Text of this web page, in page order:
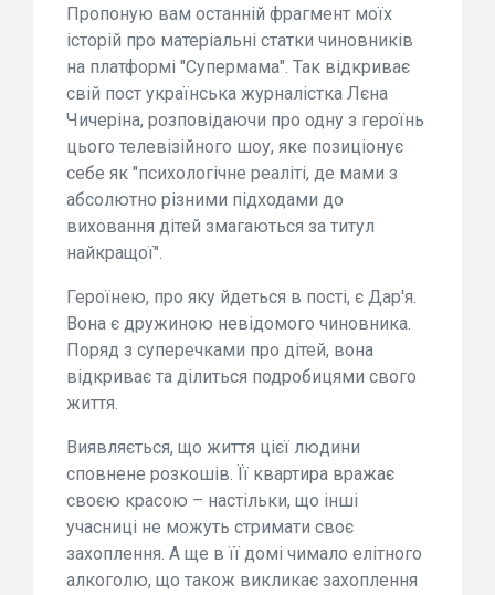
Пропоную вам останній фрагмент моїх
історій про матеріальні статки чиновників
на платформі "Супермама". Так відкриває
свій пост українська журналістка Лєна
Чичеріна, розповідаючи про одну з героїнь
цього телевізійного шоу, яке позиціонує
себе як "психологічне реаліті, де мами з
абсолютно різними підходами до
виховання дітей змагаються за титул
найкращої".
Героїнею, про яку йдеться в пості, є Дар'я.
Вона є дружиною невідомого чиновника.
Поряд з суперечками про дітей, вона
відкриває та ділиться подробицями свого
життя.
Виявляється, що життя цієї людини
сповнене розкошів. Її квартира вражає
своєю красою – настільки, що інші
учасниці не можуть стримати своє
захоплення. А ще в її домі чимало елітного
алкоголю, що також викликає захоплення